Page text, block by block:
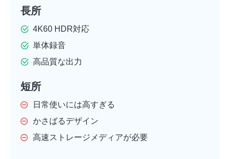
長所
4K60 HDR対応
単体録音
高品質な出力
短所
日常使いには高すぎる
かさばるデザイン
高速ストレージメディアが必要